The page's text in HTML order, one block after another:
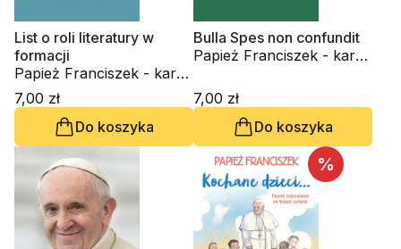
List o roli literatury w
formacji
Papież Franciszek - kard.
Jorge Mario Bergoglio
7,00 zł
Do koszyka
Bulla Spes non confundit
Papież Franciszek - kard.
7,00 zł
Do koszyka
%